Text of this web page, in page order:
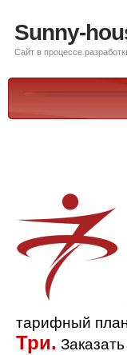
Sunny-
Сайт в процессе
тарифный план
Три.